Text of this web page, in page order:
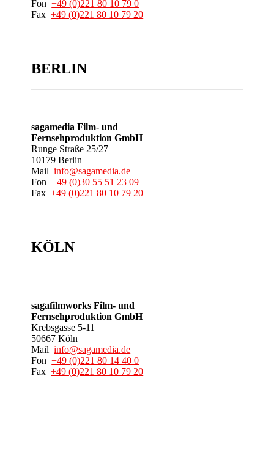
Fon+49 (0)221 80 10 79 0
Fax+49 (0)221 80 10 79 20
BERLIN
sagamedia Film- und
Fernsehproduktion GmbH
Runge Straße 25/27
10179 Berlin
Mailinfo@sagamedia.de
Fon+49 (0)30 55 51 23 09
Fax+49 (0)221 80 10 79 20
KÖLN
sagafilmworks Film- und
Fernsehproduktion GmbH
Krebsgasse 5-11
50667 Köln
Mailinfo@sagamedia.de
Fon+49 (0)221 80 14 40 0
Fax+49 (0)221 80 10 79 20